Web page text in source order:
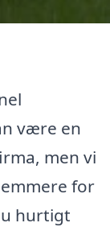
være en
men vi
for
hurtigt